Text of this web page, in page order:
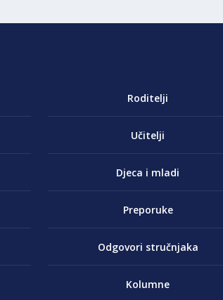
Roditelji
Učitelji
Djeca i mladi
Preporuke
Odgovori stručnjaka
Kolumne